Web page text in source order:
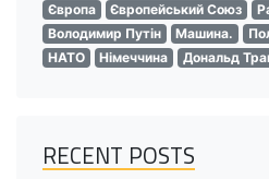
Європа
Європейський Союз
Володимир Путін
Машина.
НАТО
Німеччина Дональд
RECENT POSTS